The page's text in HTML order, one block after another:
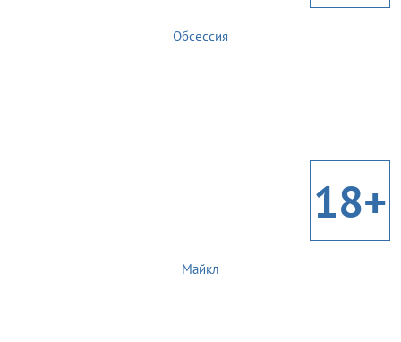
Обсессия
18+
Майкл